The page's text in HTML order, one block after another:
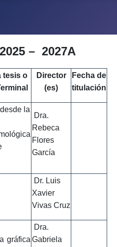
– 2027A
tesis o
Director
(es)
Fecha de
titulación
la
Dra.
Rebeca
Flores
García
Dr. Luis
Xavier
Vivas Cruz
gráfica
Dra.
Gabriela